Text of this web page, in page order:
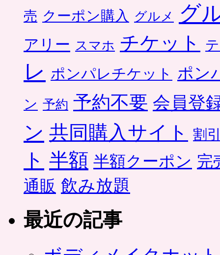
売 クーポン購入 グルメ グ
アリー スマホ チケット
レ ポンパレチケット ポン
ン 予約 予約不要 会員登
ン 共同購入サイト 割
ト 半額 半額クーポン 完
通販 飲み放題
最近の記事